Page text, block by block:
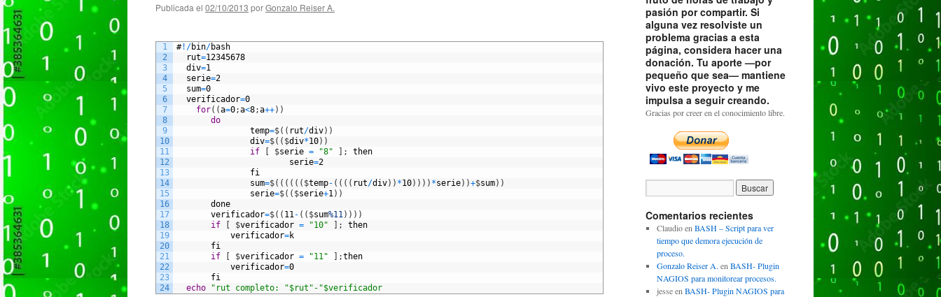
Publicada el 02/10/2013 porGonzalo Reiser A.
1
2
3
4
5
6
7
8
9
10
11
12
13
14
15
16
17
18
19
20
21
22
23
24
#! /bin/bash
rut=12345678
div=1
serie=2
sum=0
verificador=0
for( (a=0;a<8;a++) )
do
temp=$( ( rut/div) )
div=$( ( $div*10) )
if
$serie = "8" ;
then
serie=2
fi
sum=$( ( ( ( ( ( $temp- ( ( ( ( rut/div) ) *10) ) ) ) *serie) )+$sum) )
serie=$( ( $serie+1) )
done
verificador=$( ( 11- ( ( $sum%11) ) ) )
if
$verificador = "10" ;
then
verificador=k
fi
if
$verificador = "11" ;then
verificador=0
fi
echo "rut completo: "$rut"-"$verificador
pasión por compartir. Si
alguna vez resolviste un
problema gracias a esta
página, considera hacer una
donación. Tu aporte —por
pequeño que sea— mantiene
vivo este proyecto y me
impulsa a seguir creando.
Gracias por creer en el conocimiento libre.
Comentarios recientes
Claudioen BASH – Script para ver
tiempo que demora ejecución de
proceso.
Gonzalo Reiser A. en BASH- Plugin
NAGIOS para monitorear procesos.
jesseen BASH- Plugin NAGIOS para